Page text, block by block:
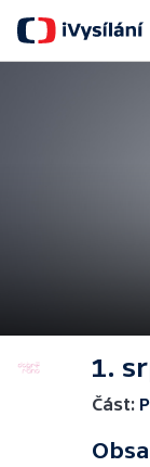
1.
Část: